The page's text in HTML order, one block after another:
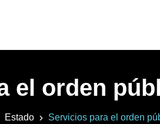
el orden
Estado Servicios para el orden